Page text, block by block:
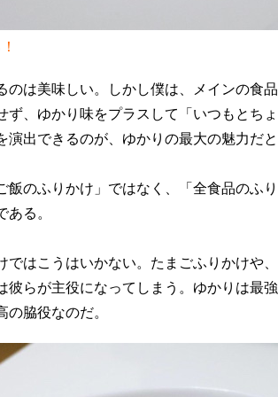
のは美味しい。しかし僕は、メインの食品
ず、ゆかり味をプラスして「いつもとちょ
演出できるのが、ゆかりの最大の魅力だと
飯のふりかけ」ではなく、「全食品のふり
ある。
ではこうはいかない。たまごふりかけや、
彼らが主役になってしまう。ゆかりは最強
の脇役なのだ。